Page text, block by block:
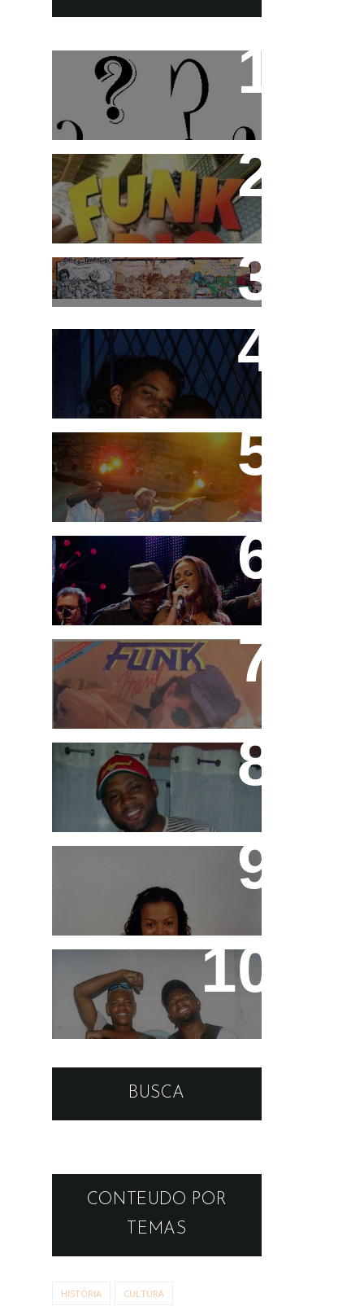
Os apelidos das musicas
Funk Rio Documentário
Cidade Tiradentes abre
inscrição para o 3°
Festival de Funk
Teco e Buzunga
Festa do MC Galo -
11/09/08
DVD "Tudo é Festa" MC
Marcinho
Funk Brasil e Rap Brasil
Márcio G
MC's Marcio e Goró (in
memorian)
BUSCA
CONTEUDO POR
TEMAS
HISTÓRIA CULTURA